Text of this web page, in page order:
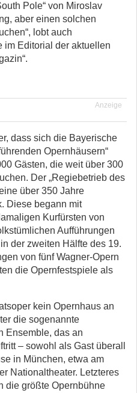
Pole“ von Miroslav
aber einen solchen
lobt auch
im Editorial der aktuellen
Anzeige
dass sich die Bayerische
Opernhäusern“
Gästen, die weit über 300
Der „Regiebetrieb des
über 350 Jahre
Diese begann mit
Kurfürsten von
Aufführungen
der zweiten Hälfte des 19.
von fünf Wagner-Opern
die Opernfestspiele als
kein Opernhaus an
die sogenannte
Ensemble, das an
– sowohl als Gast überall
in München, etwa am
Nationaltheater. Letzteres
die größte Opernbühne